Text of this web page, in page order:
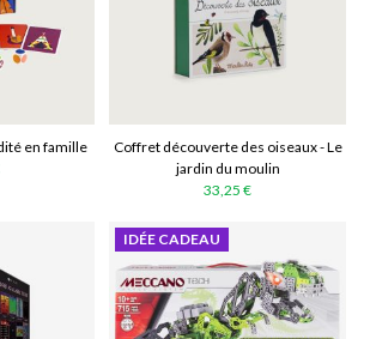
en famille
Coffret découverte des oiseaux - Le
jardin du moulin
33,25 €
IDÉE CADEAU